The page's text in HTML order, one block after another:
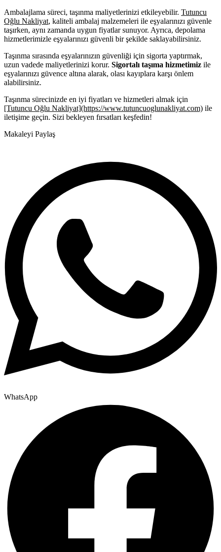
Ambalajlama süreci, taşınma maliyetlerinizi etkileyebilir. Tutuncu
Oğlu Nakliyat, kaliteli ambalaj malzemeleri ile eşyalarınızı güvenle
taşırken, aynı zamanda uygun fiyatlar sunuyor. Ayrıca, depolama
hizmetlerimizle eşyalarınızı güvenli bir şekilde saklayabilirsiniz.
Taşınma sırasında eşyalarınızın güvenliği için sigorta yaptırmak,
uzun vadede maliyetlerinizi korur. Sigortalı taşıma hizmetimiz ile
eşyalarınızı güvence altına alarak, olası kayıplara karşı önlem
alabilirsiniz.
Taşınma sürecinizde en iyi fiyatları ve hizmetleri almak için
[Tutuncu Oğlu Nakliyat](https://www.tutuncuoglunakliyat.com) ile
iletişime geçin. Sizi bekleyen fırsatları keşfedin!
Makaleyi Paylaş
WhatsApp